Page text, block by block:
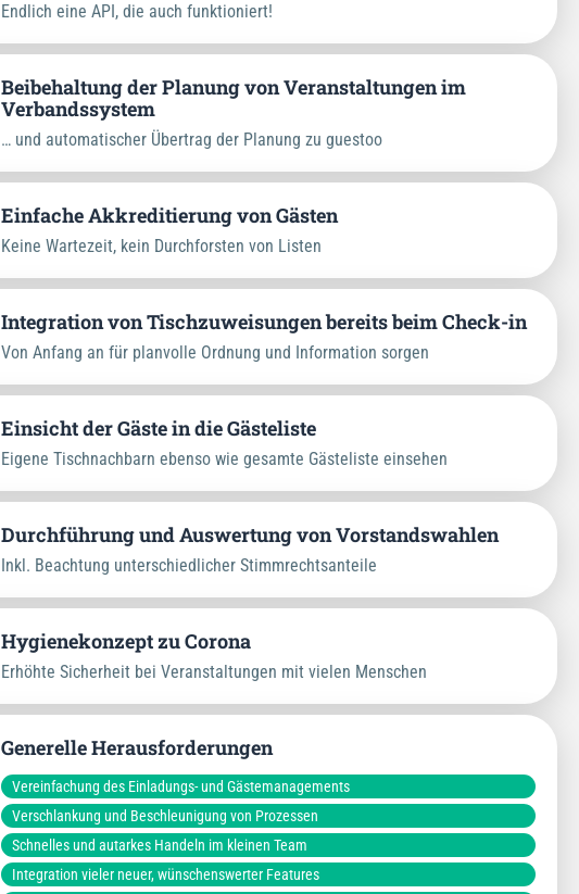
Endlich eine API, die auch funktioniert!
Beibehaltung der Planung von Veranstaltungen im
Verbandssystem
… und automatischer Übertrag der Planung zu guestoo
Einfache Akkreditierung von Gästen
Keine Wartezeit, kein Durchforsten von Listen
Integration von Tischzuweisungen bereits beim Check-in
Von Anfang an für planvolle Ordnung und Information sorgen
Einsicht der Gäste in die Gästeliste
Eigene Tischnachbarn ebenso wie gesamte Gästeliste einsehen
Durchführung und Auswertung von Vorstandswahlen
Inkl. Beachtung unterschiedlicher Stimmrechtsanteile
Hygienekonzept zu Corona
Erhöhte Sicherheit bei Veranstaltungen mit vielen Menschen
Generelle Herausforderungen
Vereinfachung des Einladungs- und Gästemanagements
Verschlankung und Beschleunigung von Prozessen
Schnelles und autarkes Handeln im kleinen Team
Integration vieler neuer, wünschenswerter Features